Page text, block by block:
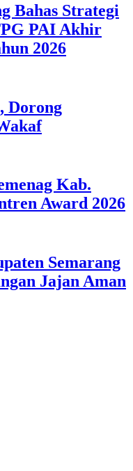
Bahas Strategi
PAI Akhir
2026
Dorong
Kab.
Award 2026
Semarang
Jajan Aman